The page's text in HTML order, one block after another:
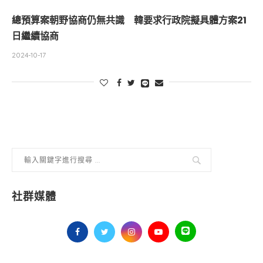
總預算案朝野協商仍無共識 韓要求行政院擬具體方案21
日繼續協商
2024-10-17
社群媒體